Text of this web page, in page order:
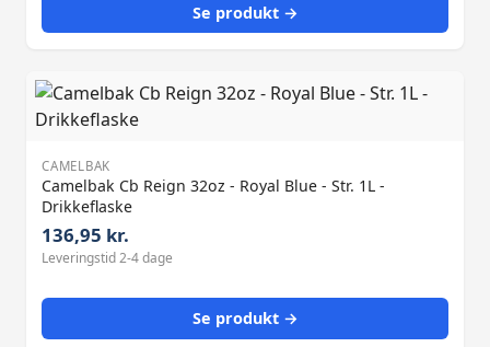
Se produkt →
CAMELBAK
Camelbak Cb Reign 32oz - Royal Blue - Str. 1L -
Drikkeflaske
136,95 kr.
Leveringstid 2-4 dage
Se produkt →